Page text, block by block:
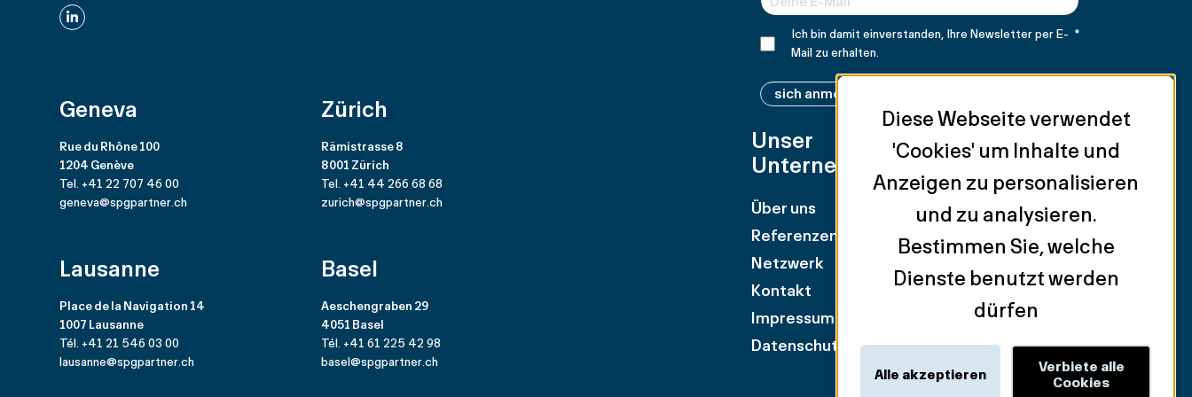
Ich bin damit einverstanden, Ihre Newsletter per E-
Mail zu erhalten.
*
sich anmelden
LinkedIn
Geneva
Rue du Rhône 100
1204 Genève
Tel. +41 22 707 46 00
geneva@spgpartner.ch
Zürich
Rämistrasse 8
8001 Zürich
Tel. +41 44 266 68 68
zurich@spgpartner.ch
Lausanne
Place de la Navigation 14
1007 Lausanne
Tél. +41 21 546 03 00
lausanne@spgpartner.ch
Basel
Aeschengraben 29
4051 Basel
Tél. +41 61 225 42 98
basel@spgpartner.ch
Unser
Unternehmen
Über uns
Referenzen
Netzwerk
Kontakt
Impressum
Datenschutzpolitik
Unsere
Dienstleistungen
Anlageobjekte
Einzelhandel
Vermietung von
Geschäftsflächen
Mietervertretung
Industrie & Logistik
Bewertung & Beratung
Diese Webseite verwendet
'Cookies' um Inhalte und
Anzeigen zu personalisieren
und zu analysieren.
Bestimmen Sie, welche
Dienste benutzt werden
dürfen
Alle akzeptieren
Verbiete alle
Cookies